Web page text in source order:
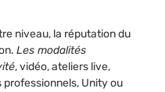
niveau, la réputation du
Les modalités
, vidéo, ateliers live,
Unity ou